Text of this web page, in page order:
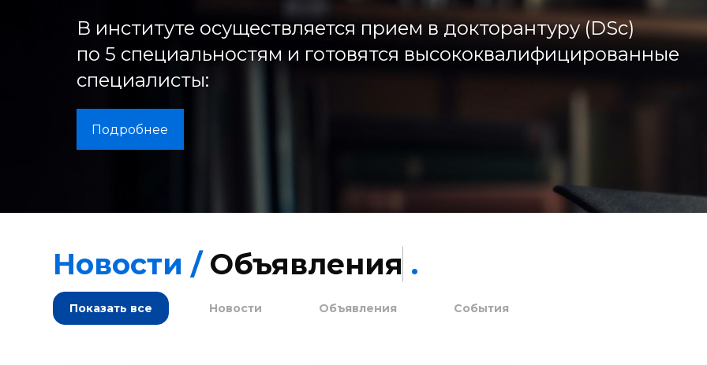
В институте осуществляется прием в докторантуру (DSc)
по 5 специальностям и готовятся высококвалифицированные
специалисты:
Подробнее
Новости / Объявления .
Показать все Новости Объявления События